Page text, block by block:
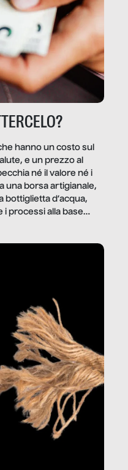
hanno un costo sul
e un prezzo al
né il valore né i
una borsa artigianale,
bottiglietta d’acqua,
processi alla base
la nostra vita